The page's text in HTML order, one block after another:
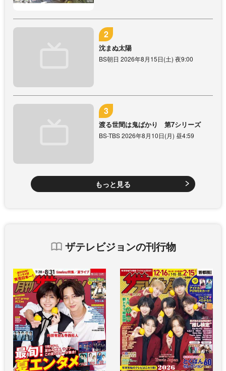
沈まぬ太陽
BS朝日 2026年8月15日(土) 夜9:00
渡る世間は鬼ばかり 第7シリーズ
BS-TBS 2026年8月10日(月) 昼4:59
もっと見る
ザテレビジョンの刊行物